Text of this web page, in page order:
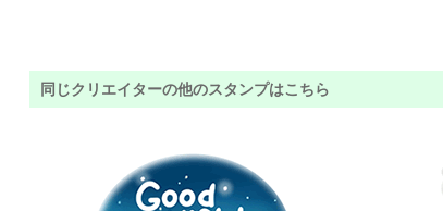
同じクリエイターの他のスタンプはこちら